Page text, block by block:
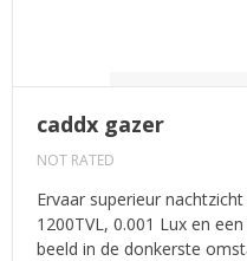
caddx gazer
NOT RATED
Ervaar superieur
1200TVL, 0.001 Lux en
beeld in de donkerste